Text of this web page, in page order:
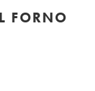
FORNO